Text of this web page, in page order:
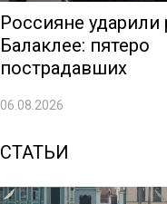
Россияне ударили
Балаклее: пятеро
пострадавших
06.08.2026
СТАТЬИ